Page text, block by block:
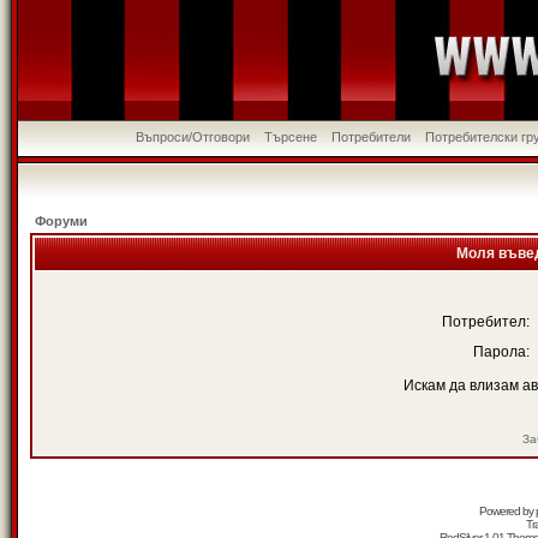
Въпроси/Отговори Търсене Потребители Потребителски
Форуми
Моля
Потребител:
Парола:
Искам да влизам
Powered by